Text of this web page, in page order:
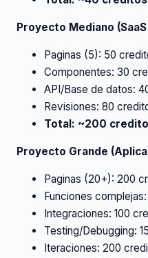
Proyecto Mediano (SaaS
Paginas (5): 50
Componentes: 30
API/Base de datos:
Revisiones: 80
Total: ~200
Proyecto Grande
Paginas (20+): 200
Funciones
Integraciones: 100
Testing/Debugging:
Iteraciones: 200